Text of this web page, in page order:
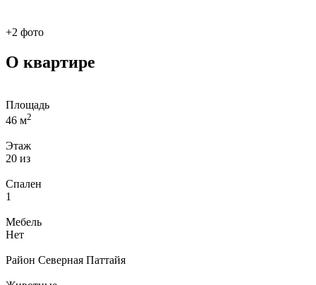
+2 фото
О квартире
Площадь
46 м2
Этаж
20 из
Спален
1
Мебель
Нет
Район Северная Паттайя